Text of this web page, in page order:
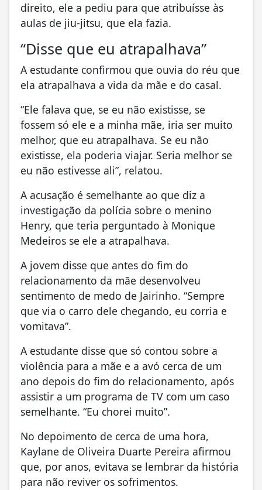
direito, ele a pediu para que atribuísse às
aulas de jiu-jitsu, que ela fazia.
“Disse que eu atrapalhava”
A estudante confirmou que ouvia do réu que
ela atrapalhava a vida da mãe e do casal.
“Ele falava que, se eu não existisse, se
fossem só ele e a minha mãe, iria ser muito
melhor, que eu atrapalhava. Se eu não
existisse, ela poderia viajar. Seria melhor se
eu não estivesse ali”, relatou.
A acusação é semelhante ao que diz a
investigação da polícia sobre o menino
Henry, que teria perguntado à Monique
Medeiros se ele a atrapalhava.
A jovem disse que antes do fim do
relacionamento da mãe desenvolveu
sentimento de medo de Jairinho. “Sempre
que via o carro dele chegando, eu corria e
vomitava”.
A estudante disse que só contou sobre a
violência para a mãe e a avó cerca de um
ano depois do fim do relacionamento, após
assistir a um programa de TV com um caso
semelhante. “Eu chorei muito”.
No depoimento de cerca de uma hora,
Kaylane de Oliveira Duarte Pereira afirmou
que, por anos, evitava se lembrar da história
para não reviver os sofrimentos.